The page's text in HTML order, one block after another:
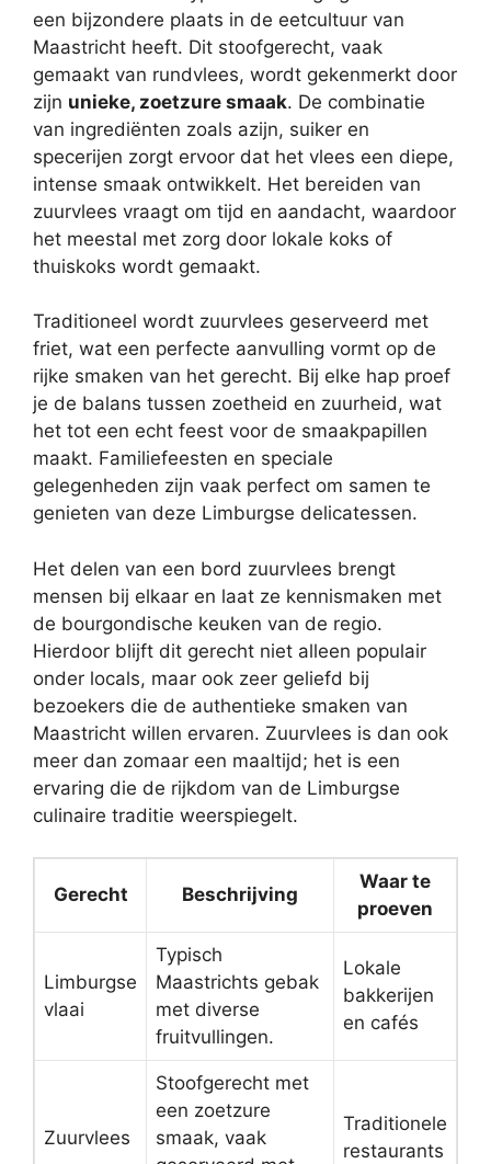
een bijzondere plaats in de eetcultuur van
Maastricht heeft. Dit stoofgerecht, vaak
gemaakt van rundvlees, wordt gekenmerkt door
zijn unieke, zoetzure smaak. De combinatie
van ingrediënten zoals azijn, suiker en
specerijen zorgt ervoor dat het vlees een diepe,
intense smaak ontwikkelt. Het bereiden van
zuurvlees vraagt om tijd en aandacht, waardoor
het meestal met zorg door lokale koks of
thuiskoks wordt gemaakt.
Traditioneel wordt zuurvlees geserveerd met
friet, wat een perfecte aanvulling vormt op de
rijke smaken van het gerecht. Bij elke hap proef
je de balans tussen zoetheid en zuurheid, wat
het tot een echt feest voor de smaakpapillen
maakt. Familiefeesten en speciale
gelegenheden zijn vaak perfect om samen te
genieten van deze Limburgse delicatessen.
Het delen van een bord zuurvlees brengt
mensen bij elkaar en laat ze kennismaken met
de bourgondische keuken van de regio.
Hierdoor blijft dit gerecht niet alleen populair
onder locals, maar ook zeer geliefd bij
bezoekers die de authentieke smaken van
Maastricht willen ervaren. Zuurvlees is dan ook
meer dan zomaar een maaltijd; het is een
ervaring die de rijkdom van de Limburgse
culinaire traditie weerspiegelt.
Gerecht Beschrijving
Waar te
proeven
Limburgse
vlaai
Typisch
Maastrichts gebak
met diverse
fruitvullingen.
Lokale
bakkerijen
en cafés
Zuurvlees
Stoofgerecht met
een zoetzure
smaak, vaak
Traditionele
restaurants